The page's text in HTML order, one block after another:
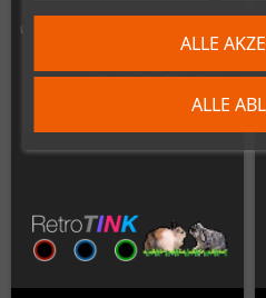
ALLE
ALLE